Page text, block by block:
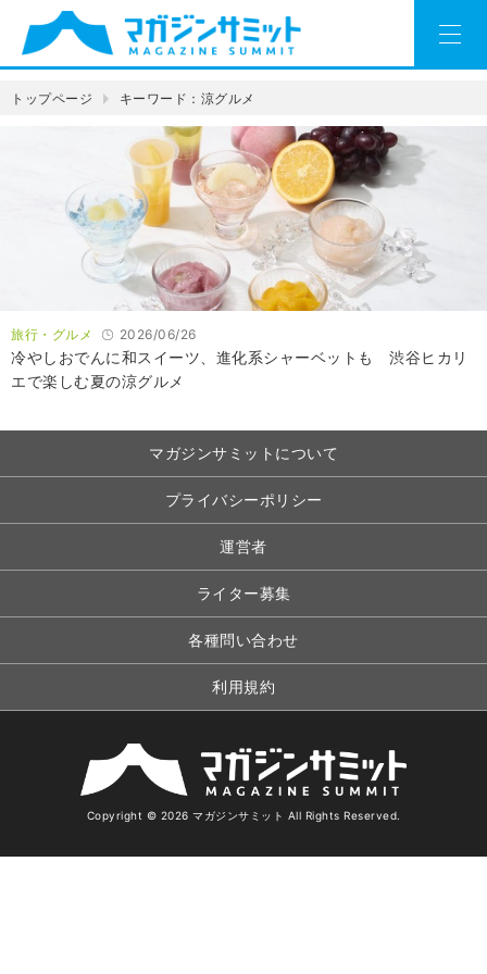
トップページ キーワード：涼グルメ
旅行・グルメ 2026/06/26
冷やしおでんに和スイーツ、進化系シャーベットも 渋谷ヒカリ
エで楽しむ夏の涼グルメ
マガジンサミットについて
プライバシーポリシー
運営者
ライター募集
各種問い合わせ
利用規約
Copyright © 2026 マガジンサミット All Rights Reserved.